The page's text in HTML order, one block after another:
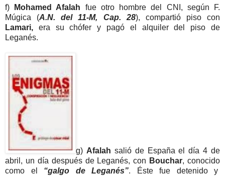
f) Mohamed Afalah fue otro hombre del CNI, según F.
Múgica (A.N. del 11-M, Cap. 28), compartió piso con
Lamari, era su chófer y pagó el alquiler del piso de
Leganés.
g) Afalah salió de España el día 4 de
abril, un día después de Leganés, con Bouchar, conocido
como el “galgo de Leganés”. Éste fue detenido y